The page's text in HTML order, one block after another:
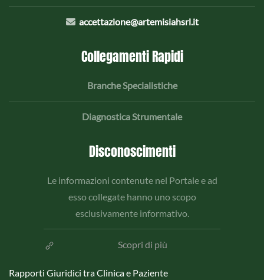
accettazione@artemisiahsrl.it
Collegamenti Rapidi
Branche Specialistiche
Diagnostica Strumentale
Disconoscimenti
Le informazioni contenute nel Portale e ad
esso collegate hanno uno scopo
esclusivamente informativo.
Scopri di più
Rapporti Giuridici tra Clinica e Paziente